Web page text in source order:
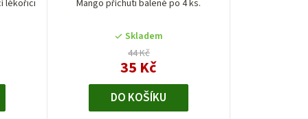
lékořici
Mango příchuti balené po 4 ks.
Skladem
44 Kč
35 Kč
DO KOŠÍKU